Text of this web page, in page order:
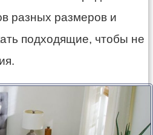
разных размеров и
подходящие, чтобы не